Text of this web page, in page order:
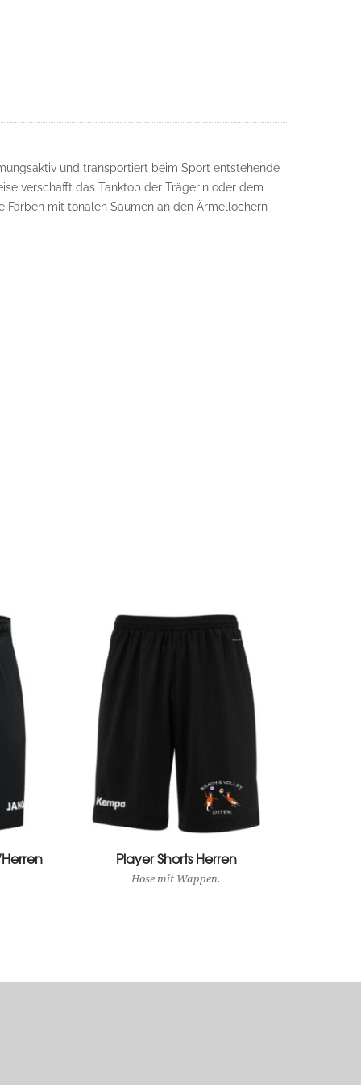
und transportiert beim Sport entstehende
verschafft das Tanktop der Trägerin oder dem
mit tonalen Säumen an den Ärmellöchern
View Product
Player Shorts Herren
Hose mit Wappen.